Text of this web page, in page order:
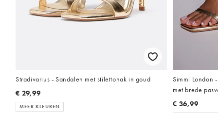
Stradivarius - Sandalen met stilettohak in goud
€ 29,99
MEER KLEUREN
Simmi London
met brede
€ 36,99